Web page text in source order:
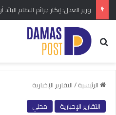
بحث عن
الرئيسية/التقارير الإخبارية
التقارير الإخبارية
محلي